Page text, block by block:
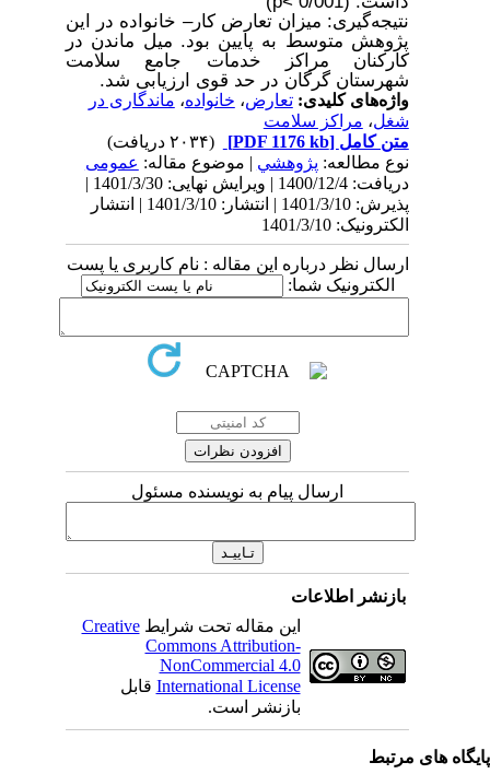
نتیجه‌گیری: میزان تعارض کار– خانواده در این
پژوهش متوسط به پایین بود. میل ماندن در
کارکنان مراکز خدمات جامع سلامت
شهرستان گرگان در حد قوی ارزیابی شد.
واژه‌های کلیدی:تعارض،خانواده،ماندگاری در
شغل،مراکز سلامت
متن کامل[PDF 1176 kb]
نوع مطالعه:پژوهشي| موضوع مقاله:عمومى
دریافت: 1400/12/4 | ویرایش نهایی: 1401/3/30 |
پذیرش: 1401/3/10 | انتشار: 1401/3/10 | انتشار
الکترونیک: 1401/3/10
ارسال نظر درباره این مقاله : نام کاربری یا پست
الکترونیک شما:
ارسال پیام به نویسنده مسئول
بازنشر اطلاعات
این مقاله تحت شرایطCreative
Commons Attribution-
NonCommercial 4.0
International Licenseقابل
بازنشر است.
های مرتبط